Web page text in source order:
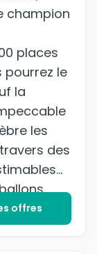
champion
places
pourrez le
la
les
des
offres